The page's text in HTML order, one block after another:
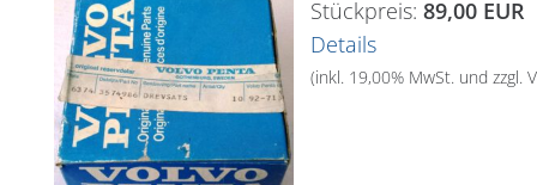
Stückpreis: 89,00 EUR
Details
(inkl. 19,00% MwSt. und zzgl.